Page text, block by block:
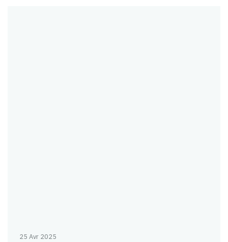
25 Avr 2025